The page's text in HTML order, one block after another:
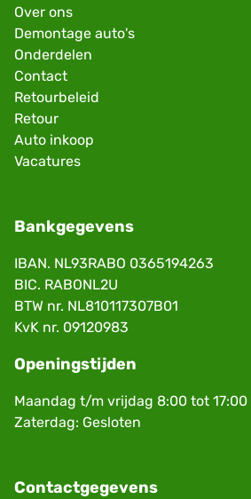
Over ons
Demontage auto's
Onderdelen
Contact
Retourbeleid
Retour
Auto inkoop
Vacatures
Bankgegevens
IBAN. NL93RABO 0365194263
BIC. RABONL2U
BTW nr. NL810117307B01
KvK nr. 09120983
Openingstijden
Maandag t/m vrijdag 8:00 tot
Zaterdag: Gesloten
Contactgegevens